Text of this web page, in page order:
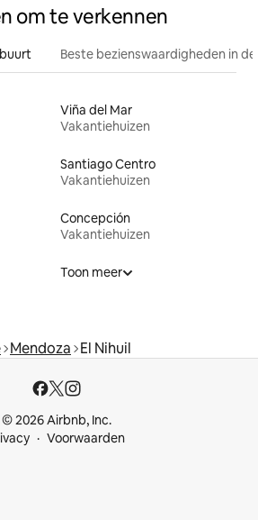
om te verkennen
Beste bezienswaardigheden in
Viña del Mar
Vakantiehuizen
Santiago Centro
Vakantiehuizen
Concepción
Vakantiehuizen
Toon meer
Mendoza El Nihuil
© 2026 Airbnb, Inc.
Voorwaarden